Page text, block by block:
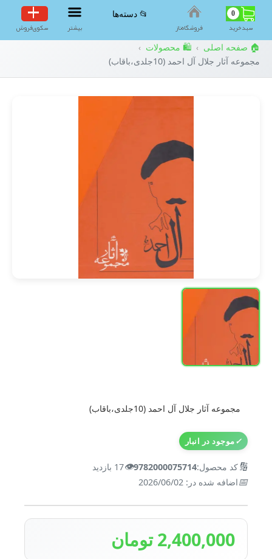
0
سبد‌خرید فروشگاه‌ناز
📂 دسته‌ها
بیشتر سکوی‌فروش
🏠 صفحه اصلی › 🛍️ محصولات ›
مجموعه آثار جلال آل احمد (10جلدی،باقاب)
مجموعه آثار جلال آل احمد (10جلدی،باقاب)
✓موجود در انبار
🔢کد محصول:9782000075714
👁️17 بازدید
📅اضافه شده در: 2026/06/02
2,400,000 تومان